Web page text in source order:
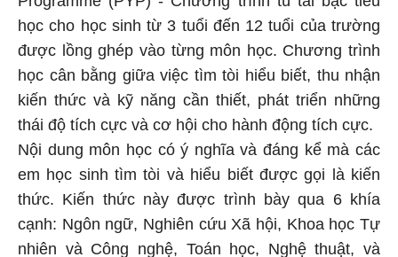
học cho học sinh từ 3 tuổi đến 12 tuổi của trường
được lồng ghép vào từng môn học. Chương trình
học cân bằng giữa việc tìm tòi hiểu biết, thu nhận
kiến thức và kỹ năng cần thiết, phát triển những
thái độ tích cực và cơ hội cho hành động tích cực.
Nội dung môn học có ý nghĩa và đáng kể mà các
em học sinh tìm tòi và hiểu biết được gọi là kiến
thức. Kiến thức này được trình bày qua 6 khía
cạnh: Ngôn ngữ, Nghiên cứu Xã hội, Khoa học Tự
nhiên và Công nghệ, Toán học, Nghệ thuật, và